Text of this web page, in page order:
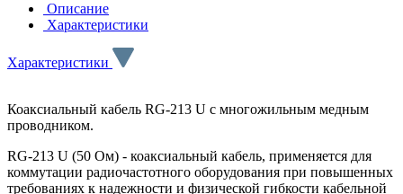
Описание
Характеристики
Характеристики
Коаксиальный кабель RG-213 U с многожильным медным
проводником.
RG-213 U (50 Ом) - коаксиальный кабель, применяется для
коммутации радиочастотного оборудования при повышенных
требованиях к надежности и физической гибкости кабельной